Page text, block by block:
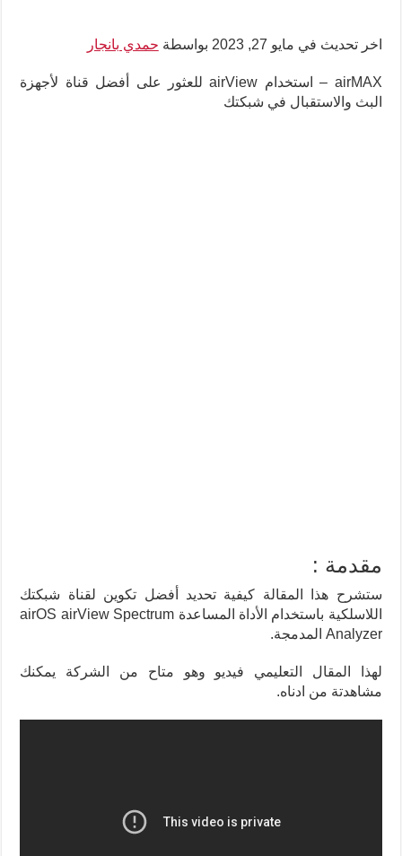
اخر تحديث في مايو 27, 2023 بواسطة حمدي بانجار
airMAX – استخدام airView للعثور على أفضل قناة لأجهزة
البث والاستقبال في شبكتك
مقدمة :
ستشرح هذا المقالة كيفية تحديد أفضل تكوين لقناة شبكتك
اللاسلكية باستخدام الأداة المساعدة airOS airView Spectrum
Analyzer المدمجة.
لهذا المقال التعليمي فيديو وهو متاح من الشركة يمكنك
مشاهدتة من ادناه.